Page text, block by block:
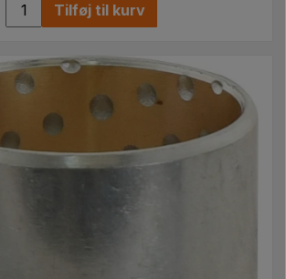
Tilføj til kurv